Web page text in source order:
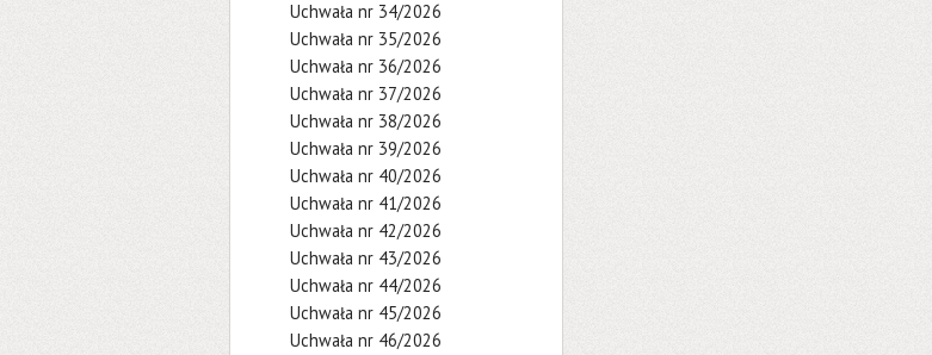
Uchwała nr 34/2026
Uchwała nr 35/2026
Uchwała nr 36/2026
Uchwała nr 37/2026
Uchwała nr 38/2026
Uchwała nr 39/2026
Uchwała nr 40/2026
Uchwała nr 41/2026
Uchwała nr 42/2026
Uchwała nr 43/2026
Uchwała nr 44/2026
Uchwała nr 45/2026
Uchwała nr 46/2026